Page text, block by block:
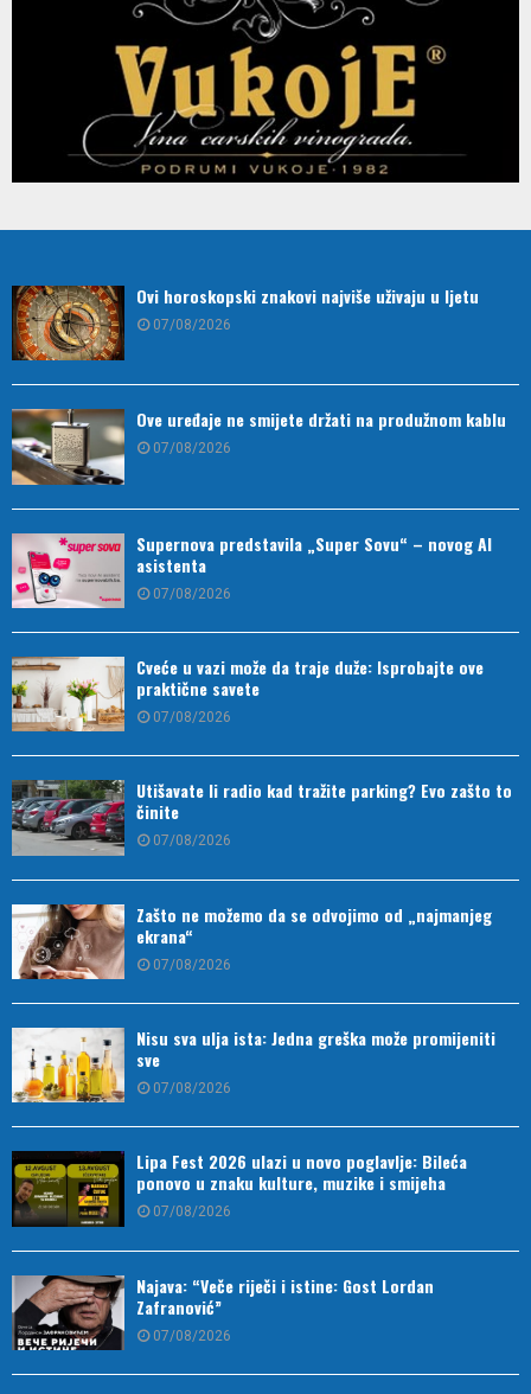
Ovi horoskopski znakovi najviše uživaju u ljetu
07/08/2026
Ove uređaje ne smijete držati na produžnom kablu
07/08/2026
Supernova predstavila „Super Sovu“ – novog AI
asistenta
07/08/2026
Cveće u vazi može da traje duže: Isprobajte ove
praktične savete
07/08/2026
Utišavate li radio kad tražite parking? Evo zašto to
činite
07/08/2026
Zašto ne možemo da se odvojimo od „najmanjeg
ekrana“
07/08/2026
Nisu sva ulja ista: Jedna greška može promijeniti
sve
07/08/2026
Lipa Fest 2026 ulazi u novo poglavlje: Bileća
ponovo u znaku kulture, muzike i smijeha
07/08/2026
Najava: “Veče riječi i istine: Gost Lordan
Zafranović”
07/08/2026